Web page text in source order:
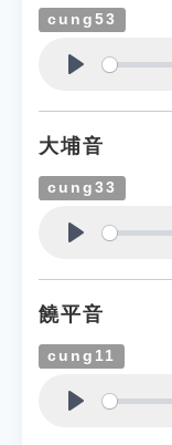
cung53
大埔音
cung33
饒平音
cung11